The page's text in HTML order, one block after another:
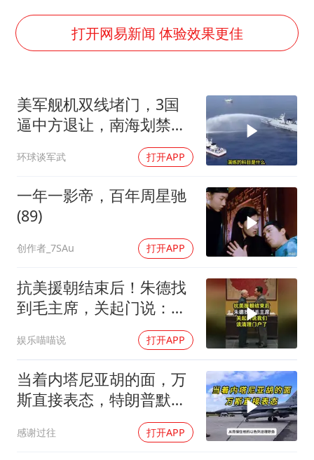
今年4位周星驰电影配角去世
号召领导带头休假 是大家不想休吗
律师称“梅姨”若满75岁或不适用死刑
要给全体职工“应休尽休”的底气
中国经济展现强大韧性和活力
打开网易新闻 体验效果更佳
美军舰机双线堵门，3国
逼中方退让，南海划禁
区，轰-6K已经挂弹
环球谈军武 打开APP
一年一影帝，百年周星驰
(89)
创作者_7SAu 打开APP
抗美援朝结束后！朱德找
到毛主席，关起门说：我
娱乐喵喵说 打开APP
当着内塔尼亚胡的面，万
斯直接表态，特朗普默不
感谢过往 打开APP